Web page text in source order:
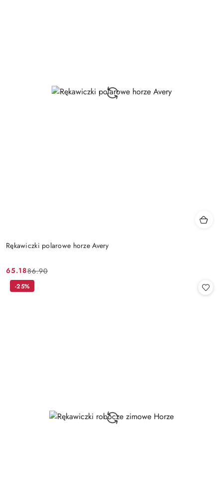
Rękawiczki polarowe horze Avery
Cena
promocyjna:
65.18
Cena
przed
86.90
-25%